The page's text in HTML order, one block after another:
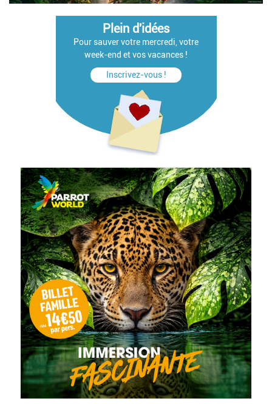
Plein d'idées
Pour sauver votre mercredi, votre
week-end et vos vacances !
Inscrivez-vous !